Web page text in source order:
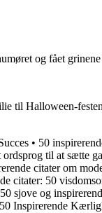
og fået
til Halloween-
• 50
til at sætte
citater om
citater: 50
50 sjove og
50 Inspirerende